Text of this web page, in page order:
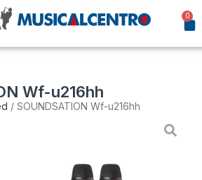
0
Wf-u216hh
/ SOUNDSATION Wf-u216hh